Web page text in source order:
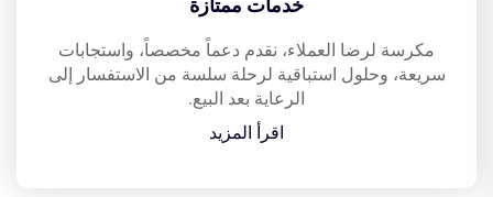
خدمات ممتازة
مكرسة لرضا العملاء، نقدم دعماً مخصصاً، واستجابات
سريعة، وحلول استباقية لرحلة سلسة من الاستفسار إلى
الرعاية بعد البيع.
اقرأ المزيد